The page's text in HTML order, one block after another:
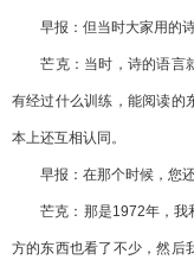
早报：但当时大家用的诗
芒克：当时，诗的语言就
有经过什么训练，能阅读的
本上还互相认同。
早报：在那个时候，您还
芒克：那是1972年，我
方的东西也看了不少，然后